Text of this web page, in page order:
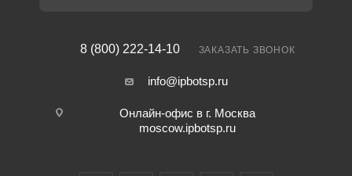
8 (800) 222-14-10 ЗАКАЗАТЬ ЗВОНОК
info@ipbotsp.ru
Онлайн-офис в г. Москва
moscow.ipbotsp.ru